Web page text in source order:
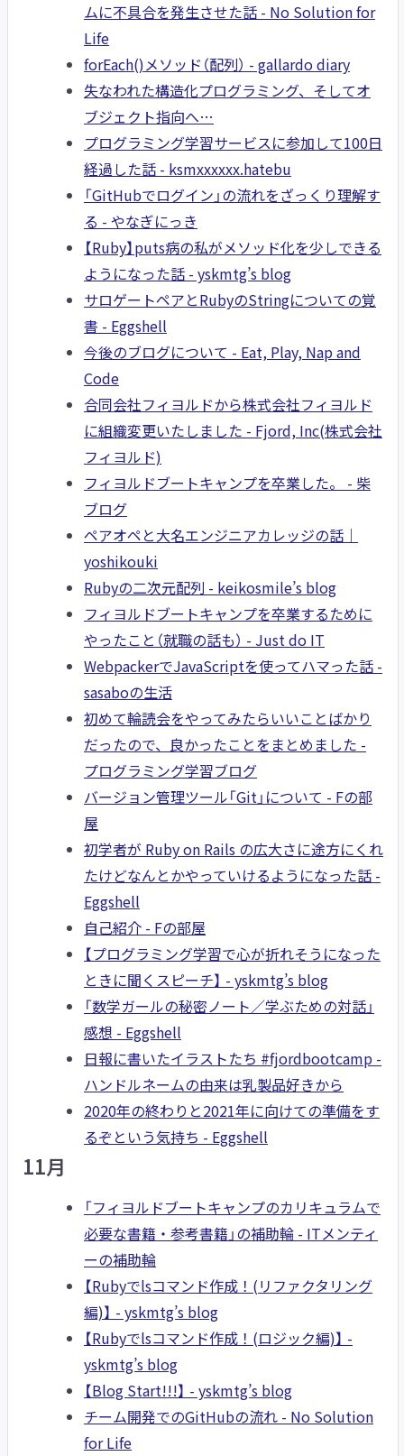
ムに不具合を発生させた話 - No Solution for
Life
forEach()メソッド（配列） - gallardo diary
失なわれた構造化プログラミング、そしてオ
ブジェクト指向へ…
プログラミング学習サービスに参加して100日
経過した話 - ksmxxxxxx.hatebu
「GitHubでログイン」の流れをざっくり理解す
る - やなぎにっき
【Ruby】puts病の私がメソッド化を少しできる
ようになった話 - yskmtg’s blog
サロゲートペアとRubyのStringについての覚
書 - Eggshell
今後のブログについて - Eat, Play, Nap and
Code
合同会社フィヨルドから株式会社フィヨルド
に組織変更いたしました - Fjord, Inc(株式会社
フィヨルド)
フィヨルドブートキャンプを卒業した。 - 柴
ブログ
ペアオペと大名エンジニアカレッジの話｜
yoshikouki
Rubyの二次元配列 - keikosmile’s blog
フィヨルドブートキャンプを卒業するために
やったこと（就職の話も） - Just do IT
WebpackerでJavaScriptを使ってハマった話 -
sasaboの生活
初めて輪読会をやってみたらいいことばかり
だったので、良かったことをまとめました -
プログラミング学習ブログ
バージョン管理ツール「Git」について - Fの部
屋
初学者が Ruby on Rails の広大さに途方にくれ
たけどなんとかやっていけるようになった話 -
Eggshell
自己紹介 - Fの部屋
【プログラミング学習で心が折れそうになった
ときに聞くスピーチ】 - yskmtg’s blog
「数学ガールの秘密ノート／学ぶための対話」
感想 - Eggshell
日報に書いたイラストたち #fjordbootcamp -
ハンドルネームの由来は乳製品好きから
2020年の終わりと2021年に向けての準備をす
るぞという気持ち - Eggshell
11月
「フィヨルドブートキャンプのカリキュラムで
必要な書籍・参考書籍」の補助輪 - ITメンティ
ーの補助輪
【Rubyでlsコマンド作成！(リファクタリング
編)】 - yskmtg’s blog
【Rubyでlsコマンド作成！(ロジック編)】 -
yskmtg’s blog
【Blog Start!!!】 - yskmtg’s blog
チーム開発でのGitHubの流れ - No Solution
for Life